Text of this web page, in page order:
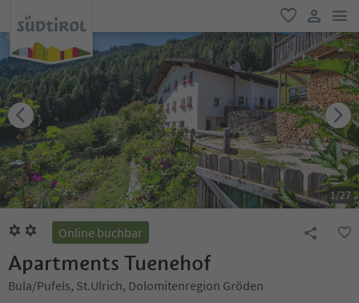
favorit
user link
1/27
Online buchbar
Apartments Tuenehof
Bula/Pufels, St.Ulrich, Dolomitenregion Gröden